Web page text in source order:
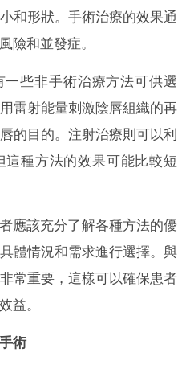
和形狀。手術治療的效果通
險和並發症。
一些非手術治療方法可供選
雷射能量刺激陰唇組織的再
的目的。注射治療則可以利
種方法的效果可能比較短
應該充分了解各種方法的優
體情況和需求進行選擇。與
常重要，這樣可以確保患者
益。
術